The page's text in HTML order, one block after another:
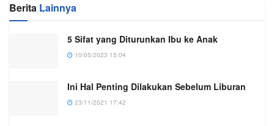
Berita Lainnya
5 Sifat yang Diturunkan Ibu ke Anak
10/05/2023 15:04
Ini Hal Penting Dilakukan Sebelum Liburan
23/11/2021 17:42